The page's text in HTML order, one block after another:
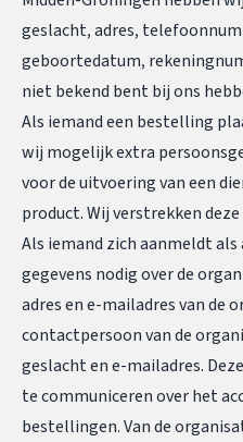
geslacht, adres,
geboortedatum,
niet bekend bent bij ons
Als iemand een bestelling
wij mogelijk extra
voor de uitvoering van een
product. Wij verstrekken
Als iemand zich aanmeldt
gegevens nodig over de
adres en e-mailadres van de
contactpersoon van de
geslacht en e-mailadres.
te communiceren over het
bestellingen. Van de